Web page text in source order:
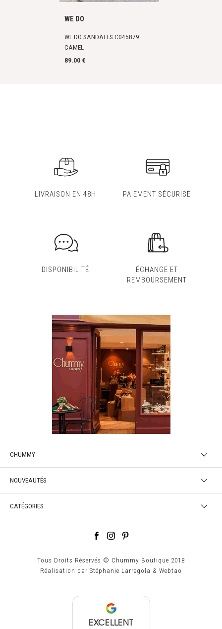
WE DO
WE DO SANDALES C045879
CAMEL
89.00 €
LIVRAISON EN 48H PAIEMENT SÉCURISÉ
DISPONIBILITÉ
ÉCHANGE ET
REMBOURSEMENT
CHUMMY
NOUVEAUTÉS
CATÉGORIES
Tous Droits Réservés © Chummy Boutique 2018
Réalisation par Stéphanie Larregola & Webtao
EXCELLENT